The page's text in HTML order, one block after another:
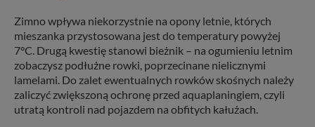
Zimno wpływa niekorzystnie na opony letnie, których
mieszanka przystosowana jest do temperatury powyżej
7°C. Drugą kwestię stanowi bieżnik – na ogumieniu letnim
zobaczysz podłużne rowki, poprzecinane nielicznymi
lamelami. Do zalet ewentualnych rowków skośnych należy
zaliczyć zwiększoną ochronę przed aquaplaningiem, czyli
utratą kontroli nad pojazdem na obfitych kałużach.